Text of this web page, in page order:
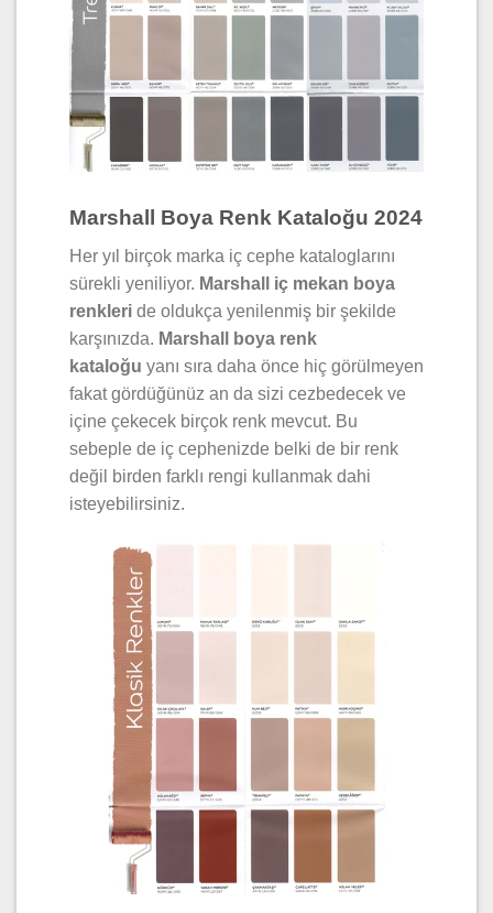
Marshall Boya Renk Kataloğu 2024
Her yıl birçok marka iç cephe kataloglarını
sürekli yeniliyor. Marshall iç mekan boya
renkleri de oldukça yenilenmiş bir şekilde
karşınızda. Marshall boya renk
kataloğu yanı sıra daha önce hiç görülmeyen
fakat gördüğünüz an da sizi cezbedecek ve
içine çekecek birçok renk mevcut. Bu
sebeple de iç cephenizde belki de bir renk
değil birden farklı rengi kullanmak dahi
isteyebilirsiniz.